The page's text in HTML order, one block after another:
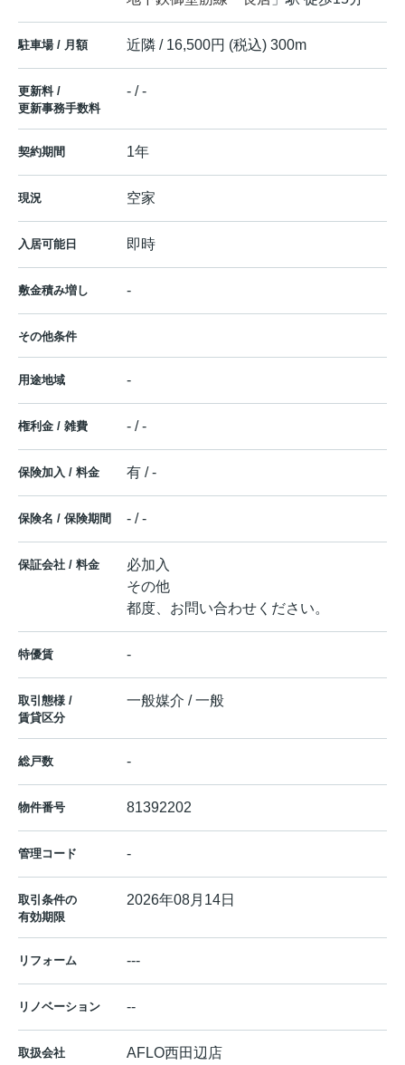
駐車場 / 月額 近隣 / 16,500円 (税込) 300m
更新料 /
更新事務手数料
- / -
契約期間 1年
現況 空家
入居可能日 即時
敷金積み増し -
その他条件
用途地域 -
権利金 / 雑費 - / -
保険加入 / 料金 有 / -
保険名 / 保険期間 - / -
保証会社 / 料金
必加入
その他
都度、お問い合わせください。
特優賃 -
取引態様 /
賃貸区分
一般媒介 / 一般
総戸数 -
物件番号 81392202
管理コード -
取引条件の
有効期限
2026年08月14日
リフォーム ---
リノベーション --
取扱会社
AFLO西田辺店